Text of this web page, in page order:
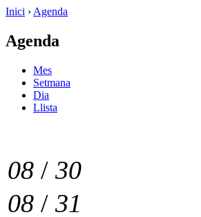
Inici › Agenda
Agenda
Mes
Setmana
Dia
Llista
08 / 30
08 / 31